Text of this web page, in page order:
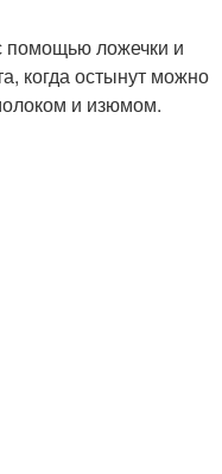
ложечки и
когда остынут можно
и изюмом.